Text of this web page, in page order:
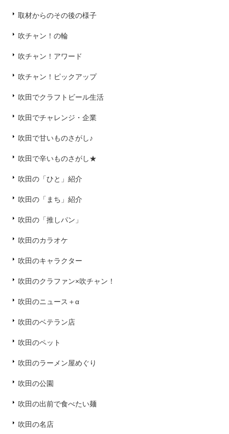
取材からのその後の様子
吹チャン！の輪
吹チャン！アワード
吹チャン！ピックアップ
吹田でクラフトビール生活
吹田でチャレンジ・企業
吹田で甘いものさがし♪
吹田で辛いものさがし★
吹田の「ひと」紹介
吹田の「まち」紹介
吹田の「推しパン」
吹田のカラオケ
吹田のキャラクター
吹田のクラファン×吹チャン！
吹田のニュース＋α
吹田のベテラン店
吹田のペット
吹田のラーメン屋めぐり
吹田の公園
吹田の出前で食べたい麺
吹田の名店